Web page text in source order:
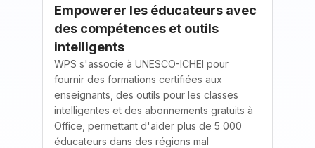
Empowerer les éducateurs avec
des compétences et outils
intelligents
WPS s'associe à UNESCO-ICHEI pour
fournir des formations certifiées aux
enseignants, des outils pour les classes
intelligentes et des abonnements gratuits à
Office, permettant d'aider plus de 5 000
éducateurs dans des régions mal